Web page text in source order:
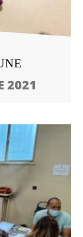
2021